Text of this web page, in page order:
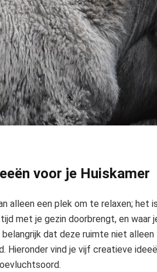
voor je Huiskamer
alleen een plek om te relaxen; het
met je gezin doorbrengt, en waar
belangrijk dat deze ruimte niet
Hieronder vind je vijf creatieve